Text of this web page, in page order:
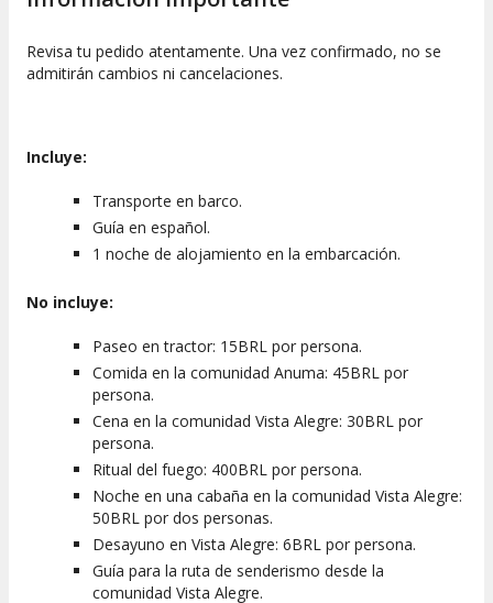
alojamiento en camarotes dobles con baño privado. Si lo
prefieren, tienen la opción de alojarse en una cabaña de la
Revisa tu pedido atentamente. Una vez confirmado, no se
admitirán cambios ni cancelaciones.
Incluye:
Transporte en barco.
Guía en español.
1 noche de alojamiento en la embarcación.
No incluye:
Paseo en tractor: 15BRL por persona.
Comida en la comunidad Anuma: 45BRL por
persona.
Cena en la comunidad Vista Alegre: 30BRL por
persona.
Ritual del fuego: 400BRL por persona.
Noche en una cabaña en la comunidad Vista Alegre:
50BRL por dos personas.
Desayuno en Vista Alegre: 6BRL por persona.
Guía para la ruta de senderismo desde la
comunidad Vista Alegre.